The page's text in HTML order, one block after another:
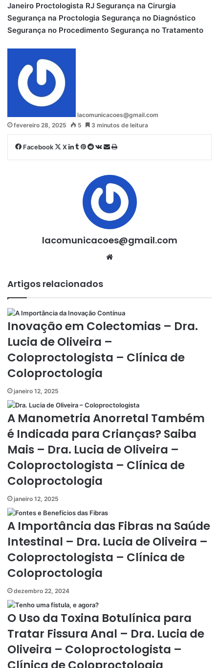
Janeiro Proctologista RJ Segurança na Cirurgia
Segurança na Proctologia Segurança no Diagnóstico
Segurança no Procedimento Segurança no Tratamento
lacomunicacoes@gmail.com
fevereiro 28, 2025
5 3 minutos de leitura
Facebook X Linkedin
Tumblr
Pinterest
Reddit
VKCompartilhar
mail
Imprimir
lacomunicacoes@gmail.com
Artigos relacionados
Inovação em Colectomias – Dra.
Lucia de Oliveira –
Coloproctologista – Clínica de
Coloproctologia
janeiro 12, 2025
A Manometria Anorretal Também
é Indicada para Crianças? Saiba
Mais – Dra. Lucia de Oliveira –
Coloproctologista – Clínica de
Coloproctologia
janeiro 12, 2025
A Importância das Fibras na Saúde
Intestinal – Dra. Lucia de Oliveira –
Coloproctologista – Clínica de
Coloproctologia
dezembro 22, 2024
O Uso da Toxina Botulínica para
Tratar Fissura Anal – Dra. Lucia de
Oliveira – Coloproctologista –